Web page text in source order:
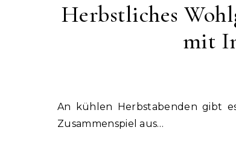
Herbstliches
mit
An kühlen Herbstabenden gibt es nichts Besseres als eine Schüssel wärmende Kürbissuppe. Das
Zusammenspiel aus…